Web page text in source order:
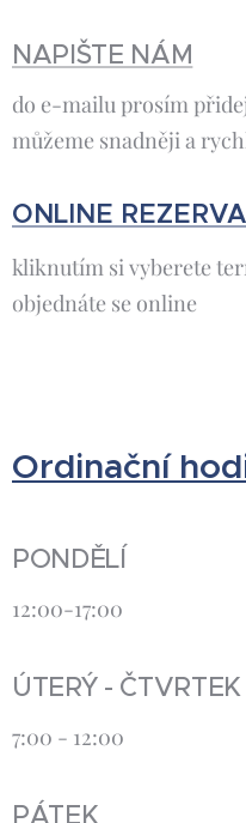
NAPIŠTE NÁM
do e-mailu prosím
můžeme snadněji a
ONLINE
kliknutím si vyberete
objednáte se online
Ordinační
PONDĚLÍ
12:00-17:00
ÚTERÝ - ČTVRTEK
7:00 - 12:00
PÁTEK